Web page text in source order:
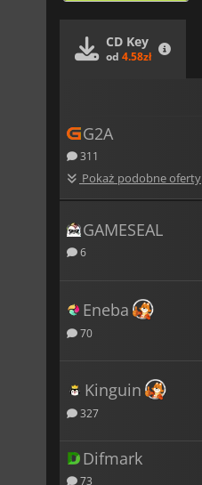
CD Key
od 4.58zł
G2A
311
Pokaż podobne oferty
GAMESEAL
6
Eneba
70
Kinguin
327
Difmark
73